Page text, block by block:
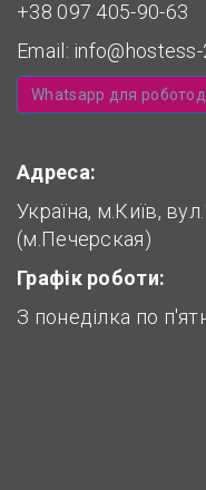
+38 097 405-90-63
Email:
Whatsapp для
Адреса:
Україна, м.Київ,
(м.Печерская)
Графік роботи:
З понеділка по